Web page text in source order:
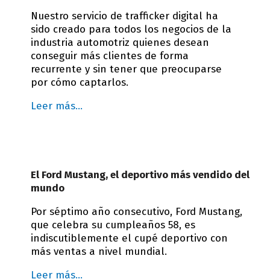
Nuestro servicio de trafficker digital ha
sido creado para todos los negocios de la
industria automotriz quienes desean
conseguir más clientes de forma
recurrente y sin tener que preocuparse
por cómo captarlos.
Leer más…
El Ford Mustang, el deportivo más vendido del
mundo
Por séptimo año consecutivo, Ford Mustang,
que celebra su cumpleaños 58, es
indiscutiblemente el cupé deportivo con
más ventas a nivel mundial.
Leer más…